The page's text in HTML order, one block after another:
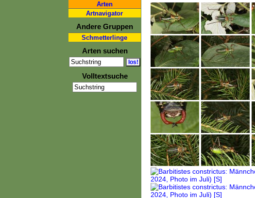
Arten
Artnavigator
Andere Gruppen
Schmetterlinge
Arten suchen
Volltextsuche